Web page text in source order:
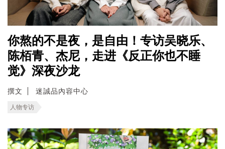
你熬的不是夜，是自由！专访吴晓乐、
陈栢青、杰尼，走进《反正你也不睡
觉》深夜沙龙
撰文 迷誠品內容中心
人物专访